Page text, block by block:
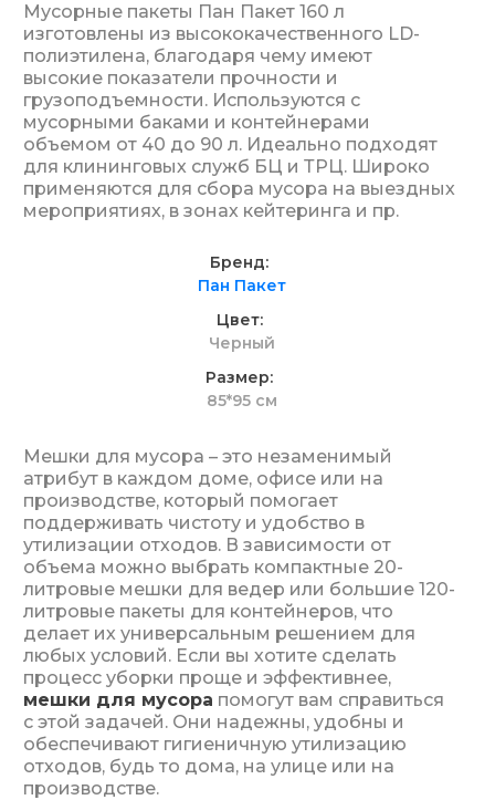
Мусорные пакеты Пан Пакет 160 л
изготовлены из высококачественного LD-
полиэтилена, благодаря чему имеют
высокие показатели прочности и
грузоподъемности. Используются с
мусорными баками и контейнерами
объемом от 40 до 90 л. Идеально подходят
для клининговых служб БЦ и ТРЦ. Широко
применяются для сбора мусора на выездных
мероприятиях, в зонах кейтеринга и пр.
Бренд
Пан Пакет
Цвет
Черный
Размер
85*95 см
Мешки для мусора – это незаменимый
атрибут в каждом доме, офисе или на
производстве, который помогает
поддерживать чистоту и удобство в
утилизации отходов. В зависимости от
объема можно выбрать компактные 20-
литровые мешки для ведер или большие 120-
литровые пакеты для контейнеров, что
делает их универсальным решением для
любых условий. Если вы хотите сделать
процесс уборки проще и эффективнее,
мешки для мусора помогут вам справиться
с этой задачей. Они надежны, удобны и
обеспечивают гигиеничную утилизацию
отходов, будь то дома, на улице или на
производстве.